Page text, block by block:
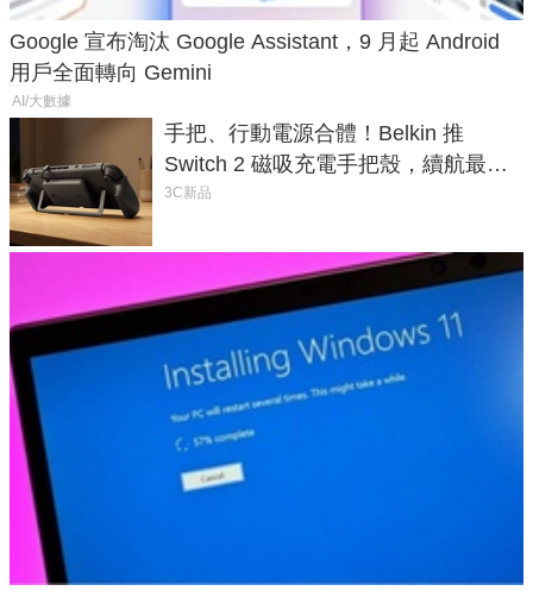
Google 宣布淘汰 Google Assistant，9 月起 Android
用戶全面轉向 Gemini
AI/大數據
手把、行動電源合體！Belkin 推
Switch 2 磁吸充電手把殼，續航最高
延長 1.5 倍
3C新品